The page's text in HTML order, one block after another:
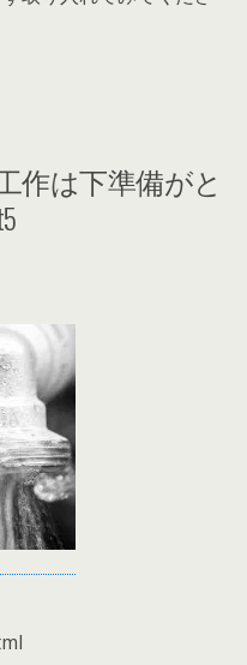
作は下準備がと